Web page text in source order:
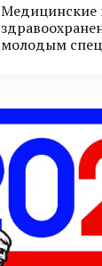
Медицинские
молодым